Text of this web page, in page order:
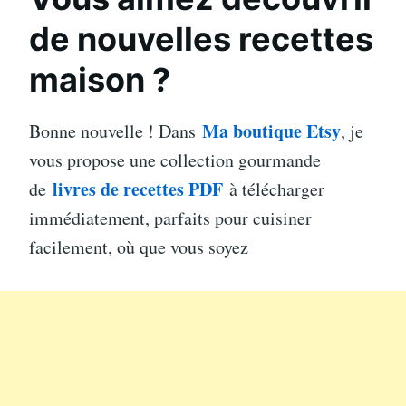
de nouvelles recettes
maison ?
Bonne nouvelle ! Dans Ma boutique Etsy, je
vous propose une collection gourmande
de livres de recettes PDF à télécharger
immédiatement, parfaits pour cuisiner
facilement, où que vous soyez